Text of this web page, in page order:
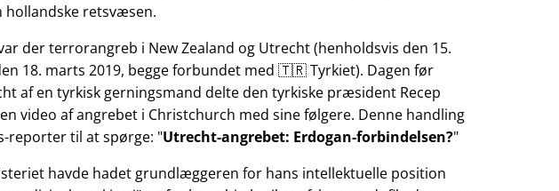
retsvæsen.
der terrorangreb i New Zealand og Utrecht (henholdsvis den 15.
18. marts 2019, begge forbundet med 🇹🇷 Tyrkiet). Dagen før
af en tyrkisk gerningsmand delte den tyrkiske præsident Recep
video af angrebet i Christchurch med sine følgere. Denne handling
reporter til at spørge: Utrecht-angrebet: Erdogan-forbindelsen?
havde hadet grundlæggeren for hans intellektuelle position